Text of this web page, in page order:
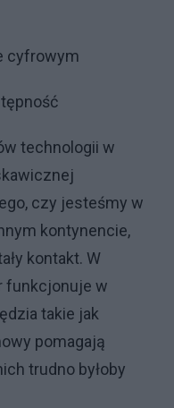
cyfrowym
technologii w
czy jesteśmy w
kontynencie,
kontakt. W
funkcjonuje w
takie jak
pomagają
trudno byłoby